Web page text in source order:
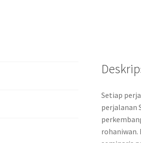
Setiap
perjalanan
rohaniwan.